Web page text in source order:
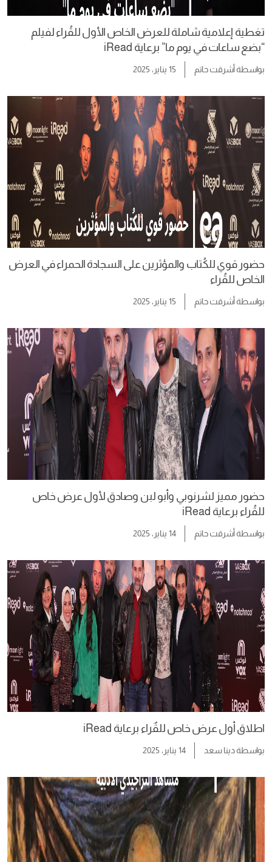
تغطية إعلامية شاملة للعرض الخاص الأول للقُراء لفيلم
“بضع ساعات في يوم ما” برعاية iRead
بواسطةأشرقت حاتم 15 يناير، 2025
حضور قوي للكُتاب والمؤثرين على السجادة الحمراء في العرض
الخاص للقُراء
بواسطةأشرقت حاتم 15 يناير، 2025
حضور مميز لشرنوبي وأبو لبن وصادق لأول عرض خاص
للقُراء برعاية iRead
بواسطةأشرقت حاتم 14 يناير، 2025
اطلاق أول عرض خاص للقٌراء برعاية iRead
بواسطةدينا سعد 14 يناير، 2025